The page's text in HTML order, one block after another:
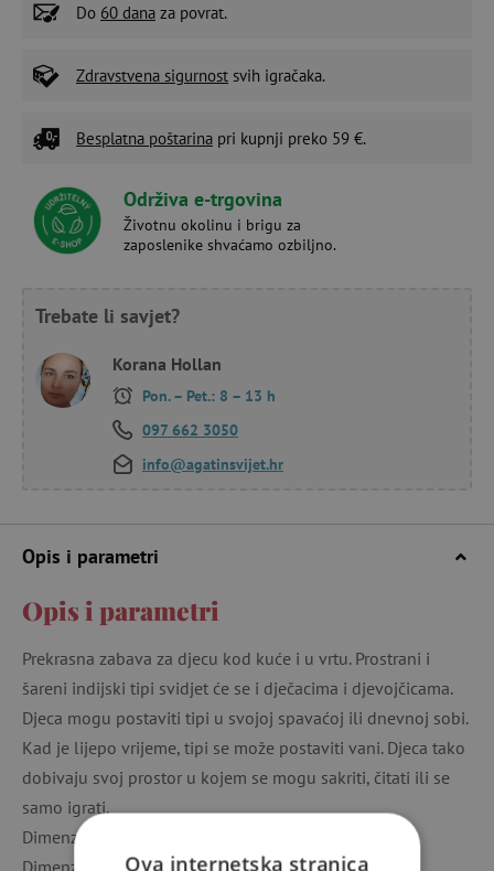
Do 60 dana za povrat.
Zdravstvena sigurnost svih igračaka.
Besplatna poštarina pri kupnji preko 59 €.
Održiva e-trgovina
Životnu okolinu i brigu za
zaposlenike shvaćamo ozbiljno.
Trebate li savjet?
Korana Hollan
Pon. – Pet.: 8 – 13 h
097 662 3050
info@agatinsvijet.hr
Opis i parametri
Opis i parametri
Prekrasna zabava za djecu kod kuće i u vrtu. Prostrani i
šareni indijski tipi svidjet će se i dječacima i djevojčicama.
Djeca mogu postaviti tipi u svojoj spavaćoj ili dnevnoj sobi.
Kad je lijepo vrijeme, tipi se može postaviti vani. Djeca tako
dobivaju svoj prostor u kojem se mogu sakriti, čitati ili se
samo igrati.
Dimenzije tipija su: promjer 110 cm x visina 164 cm.
Dimenzije paketa su 47 x 35 x 7,5 cm.
Ova internetska stranica